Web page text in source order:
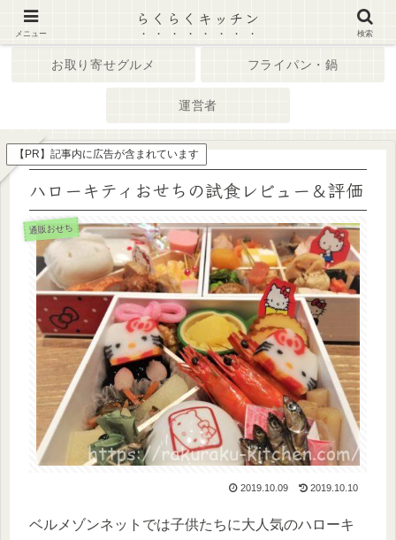
キッチン家電
お取り寄せグルメ フライパン・鍋
運営者
【PR】記事内に広告が含まれています
ハローキティおせちの試食レビュー＆評価
通販おせち
2019.10.09 2019.10.10
ベルメゾンネットでは子供たちに大人気のハローキ
メニュー
らくらくキッチン
検索